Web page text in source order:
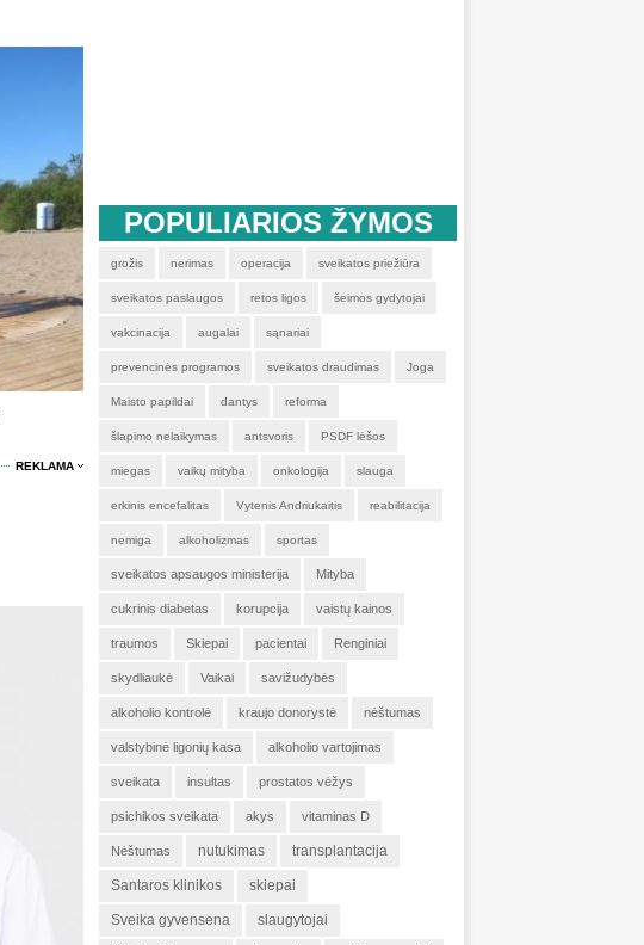
REKLAMA
POPULIARIOS ŽYMOS
grožis nerimas operacija sveikatos priežiūra
sveikatos paslaugos retos ligos šeimos gydytojai
vakcinacija augalai sąnariai
prevencinės programos sveikatos draudimas Joga
Maisto papildai dantys reforma
šlapimo nelaikymas antsvoris PSDF lėšos
miegas vaikų mityba onkologija slauga
erkinis encefalitas Vytenis Andriukaitis reabilitacija
nemiga alkoholizmas sportas
sveikatos apsaugos ministerija Mityba
cukrinis diabetas korupcija vaistų kainos
traumos Skiepai pacientai Renginiai
skydliaukė Vaikai savižudybės
alkoholio kontrolė kraujo donorystė nėštumas
valstybinė ligonių kasa alkoholio vartojimas
sveikata insultas prostatos vėžys
psichikos sveikata akys vitaminas D
Nėštumas nutukimas transplantacija
Santaros klinikos skiepai
Sveika gyvensena slaugytojai